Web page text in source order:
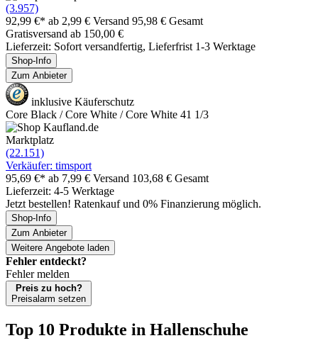
(3.957)
92,99 €* ab 2,99 € Versand 95,98 € Gesamt
Gratisversand ab 150,00 €
Lieferzeit: Sofort versandfertig, Lieferfrist 1-3 Werktage
Shop-Info
Zum Anbieter
inklusive Käuferschutz
Core Black / Core White / Core White 41 1/3
Marktplatz
(22.151)
Verkäufer: timsport
95,69 €* ab 7,99 € Versand 103,68 € Gesamt
Lieferzeit: 4-5 Werktage
Jetzt bestellen! Ratenkauf und 0% Finanzierung möglich.
Shop-Info
Zum Anbieter
Weitere Angebote laden
Fehler entdeckt?
Fehler melden
Preis zu hoch?
Preisalarm setzen
Top 10 Produkte in Hallenschuhe